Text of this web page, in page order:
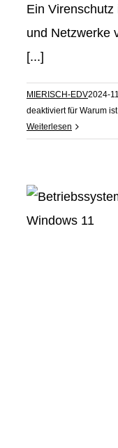
Ein
und Netzwerke
[...]
MIERISCH-EDV2024-
deaktiviertfür Warum
Weiterlesen